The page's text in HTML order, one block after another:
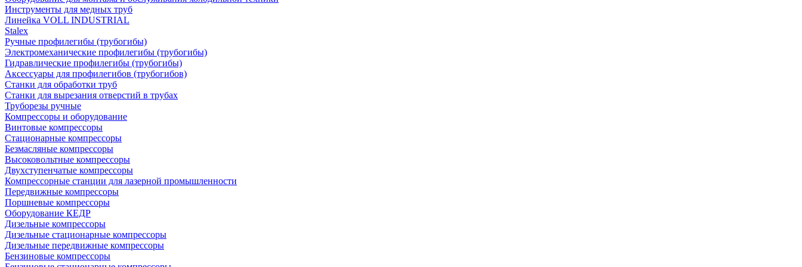
Инструменты для медных труб
Линейка VOLL INDUSTRIAL
Stalex
Ручные профилегибы (трубогибы)
Электромеханические профилегибы (трубогибы)
Гидравлические профилегибы (трубогибы)
Аксессуары для профилегибов (трубогибов)
Станки для обработки труб
Станки для вырезания отверстий в трубах
Труборезы ручные
Компрессоры и оборудование
Винтовые компрессоры
Стационарные компрессоры
Безмасляные компрессоры
Высоковольтные компрессоры
Двухступенчатые компрессоры
Компрессорные станции для лазерной промышленности
Передвижные компрессоры
Поршневые компрессоры
Оборудование КЕДР
Дизельные компрессоры
Дизельные стационарные компрессоры
Дизельные передвижные компрессоры
Бензиновые компрессоры